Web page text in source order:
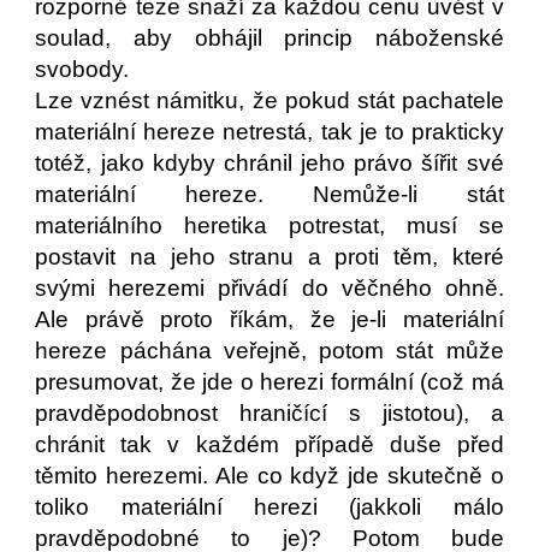
rozporné teze snaží za každou cenu uvést v
soulad, aby obhájil princip náboženské
svobody.
Lze vznést námitku, že pokud stát pachatele
materiální hereze netrestá, tak je to prakticky
totéž, jako kdyby chránil jeho právo šířit své
materiální hereze. Nemůže-li stát
materiálního heretika potrestat, musí se
postavit na jeho stranu a proti těm, které
svými herezemi přivádí do věčného ohně.
Ale právě proto říkám, že je-li materiální
hereze páchána veřejně, potom stát může
presumovat, že jde o herezi formální (což má
pravděpodobnost hraničící s jistotou), a
chránit tak v každém případě duše před
těmito herezemi. Ale co když jde skutečně o
toliko materiální herezi (jakkoli málo
pravděpodobné to je)? Potom bude